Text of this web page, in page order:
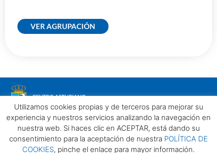
VER AGRUPACIÓN
Aviso legalPolítica de privacidadPolítica de Cookies
Utilizamos cookies propias y de terceros para mejorar su
experiencia y nuestros servicios analizando la navegación en
nuestra web. Si haces clic en ACEPTAR, está dando su
consentimiento para la aceptación de nuestra POLÍTICA DE
COOKIES, pinche el enlace para mayor información.